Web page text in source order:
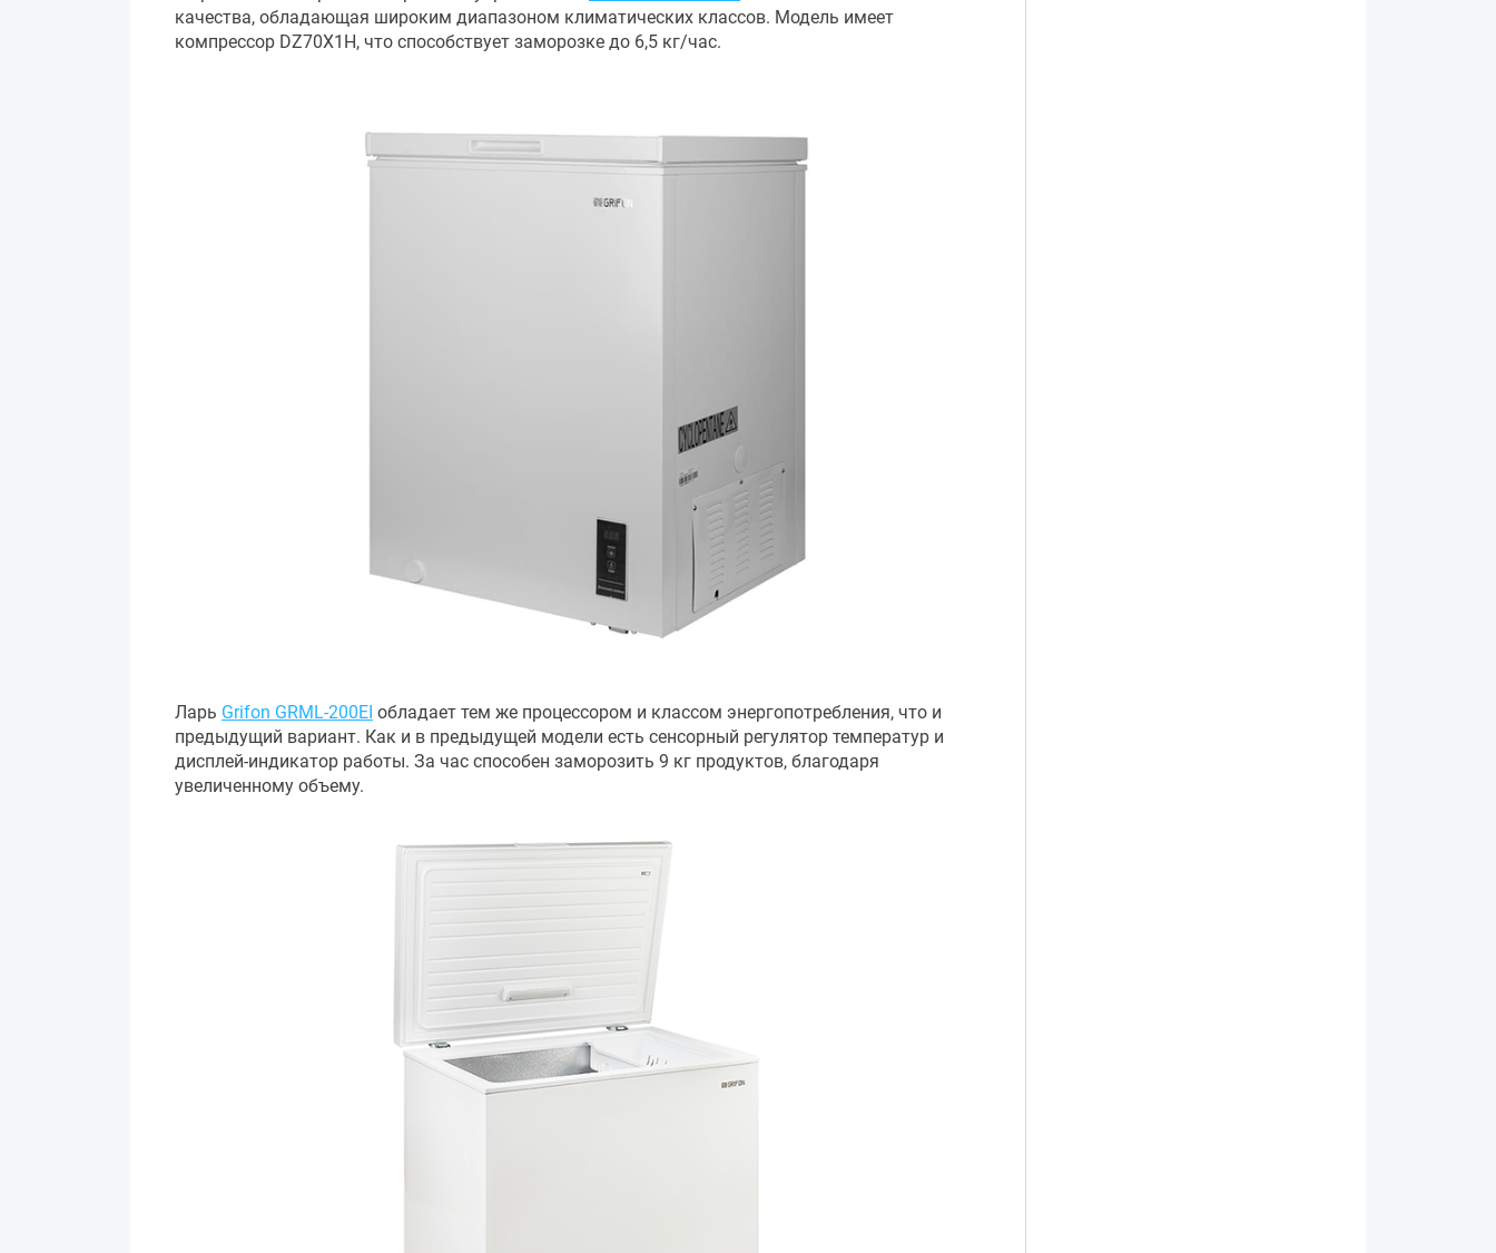
качества, обладающая широким диапазоном климатических классов. Модель имеет
компрессор DZ70X1H, что способствует заморозке до 6,5 кг/час.
Ларь Grifon GRML-200EI обладает тем же процессором и классом энергопотребления, что и
предыдущий вариант. Как и в предыдущей модели есть сенсорный регулятор температур и
дисплей-индикатор работы. За час способен заморозить 9 кг продуктов, благодаря
увеличенному объему.